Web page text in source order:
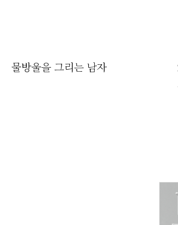
물방울을 그리는 남자